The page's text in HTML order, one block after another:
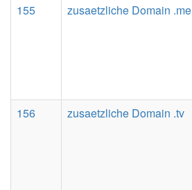
155
zusaetzliche Domain .me
156
zusaetzliche Domain .tv